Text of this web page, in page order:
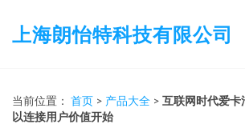
上海朗怡特科技有限公司
当前位置： 首页 > 产品大全 > 互联网时代爱卡
以连接用户价值开始